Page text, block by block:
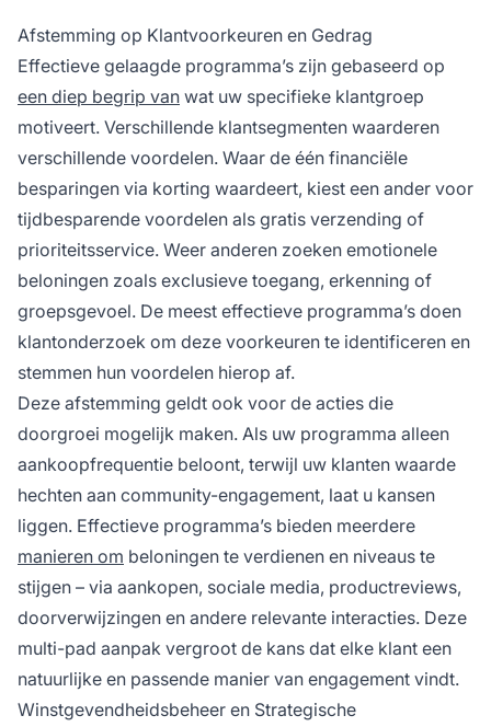
Afstemming op Klantvoorkeuren en Gedrag
Effectieve gelaagde programma’s zijn gebaseerd op
een diep begrip van wat uw specifieke klantgroep
motiveert. Verschillende klantsegmenten waarderen
verschillende voordelen. Waar de één financiële
besparingen via korting waardeert, kiest een ander voor
tijdbesparende voordelen als gratis verzending of
prioriteitsservice. Weer anderen zoeken emotionele
beloningen zoals exclusieve toegang, erkenning of
groepsgevoel. De meest effectieve programma’s doen
klantonderzoek om deze voorkeuren te identificeren en
stemmen hun voordelen hierop af.
Deze afstemming geldt ook voor de acties die
doorgroei mogelijk maken. Als uw programma alleen
aankoopfrequentie beloont, terwijl uw klanten waarde
hechten aan community-engagement, laat u kansen
liggen. Effectieve programma’s bieden meerdere
manieren om beloningen te verdienen en niveaus te
stijgen – via aankopen, sociale media, productreviews,
doorverwijzingen en andere relevante interacties. Deze
multi-pad aanpak vergroot de kans dat elke klant een
natuurlijke en passende manier van engagement vindt.
Winstgevendheidsbeheer en Strategische